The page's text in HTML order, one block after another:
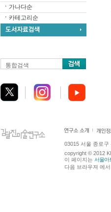
가나다순
카테고리순
통합검색
03015 서울 종로구
copyright © 2012
이 페이지는 서울아
다음 브라우져 에